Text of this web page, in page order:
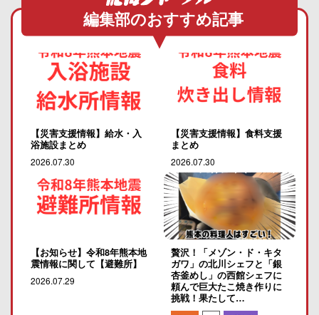
編集部のおすすめ記事
【災害支援情報】給水・入
浴施設まとめ
2026.07.30
【災害支援情報】食料支援
まとめ
2026.07.30
【お知らせ】令和8年熊本地
震情報に関して【避難所】
2026.07.29
贅沢！「メゾン・ド・キタ
ガワ」の北川シェフと「銀
杏釜めし」の西館シェフに
頼んで巨大たこ焼き作りに
挑戦！果たして…